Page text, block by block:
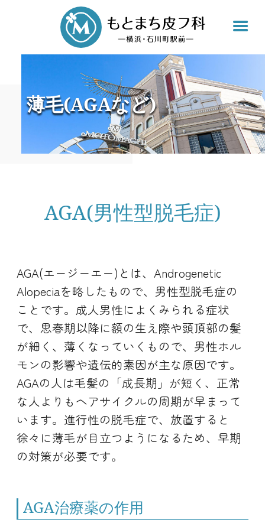
薄毛(AGAなど)
AGA(男性型脱毛症)
AGA(エージーエー)とは、Androgenetic
Alopeciaを略したもので、男性型脱毛症の
ことです。成人男性によくみられる症状
で、思春期以降に額の生え際や頭頂部の髪
が細く、薄くなっていくもので、男性ホル
モンの影響や遺伝的素因が主な原因です。
AGAの人は毛髪の「成長期」が短く、正常
な人よりもヘアサイクルの周期が早まって
います。進行性の脱毛症で、放置すると
徐々に薄毛が目立つようになるため、早期
の対策が必要です。
AGA治療薬の作用